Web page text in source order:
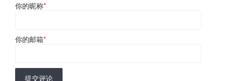
你的昵称*
你的邮箱*
提交评论